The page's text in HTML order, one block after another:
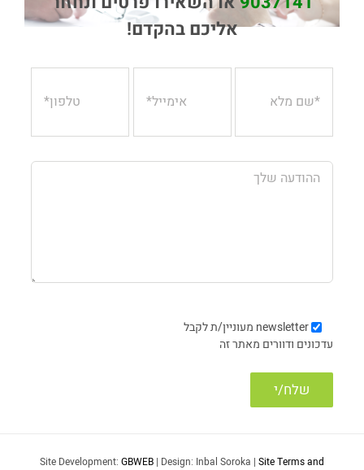
אליכם בהקדם!
newsletter מעוניין/ת לקבל
עדכונים ודוורים מאתר זה
Site Development: GBWEB | Design: Inbal Soroka | Site Terms and